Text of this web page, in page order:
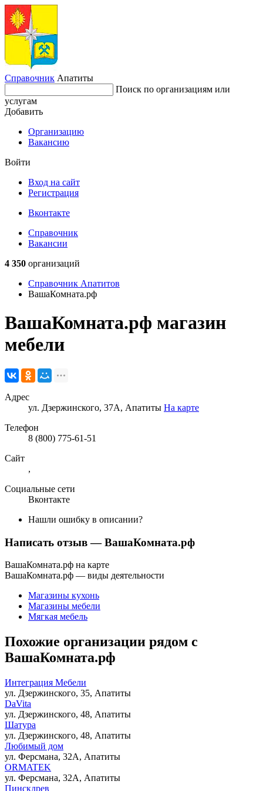
Справочник Апатиты
Поиск по организациям или
услугам
Добавить
Организацию
Вакансию
Войти
Вход на сайт
Регистрация
Вконтакте
Справочник
Вакансии
4 350 организаций
Справочник Апатитов
ВашаКомната.рф
ВашаКомната.рф магазин
мебели
Адрес
ул. Дзержинского, 37А, Апатиты На карте
Телефон
8 (800) 775-61-51
Сайт
,
Социальные сети
Вконтакте
Нашли ошибку в описании?
Написать отзыв— ВашаКомната.рф
ВашаКомната.рф на карте
ВашаКомната.рф — виды деятельности
Магазины кухонь
Магазины мебели
Мягкая мебель
Похожие организации рядом с
ВашаКомната.рф
Интеграция Мебели
ул. Дзержинского, 35, Апатиты
DaVita
ул. Дзержинского, 48, Апатиты
Шатура
ул. Дзержинского, 48, Апатиты
Любимый дом
ул. Ферсмана, 32А, Апатиты
ORMATEK
ул. Ферсмана, 32А, Апатиты
Пинскдрев